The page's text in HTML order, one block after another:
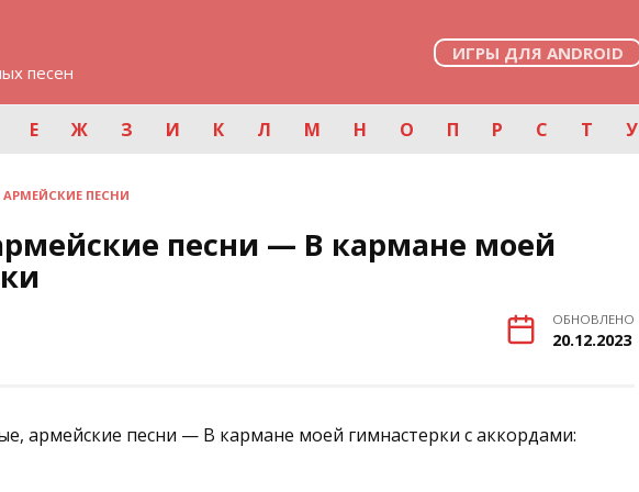
песен
ИГРЫ ДЛЯ ANDROID
Е Ж З И К Л М Н О П Р С Т У
АРМЕЙСКИЕ ПЕСНИ
песни — В кармане моей
ОБНОВЛЕНО
20.12.2023
армейские песни — В кармане моей гимнастерки с аккордами: